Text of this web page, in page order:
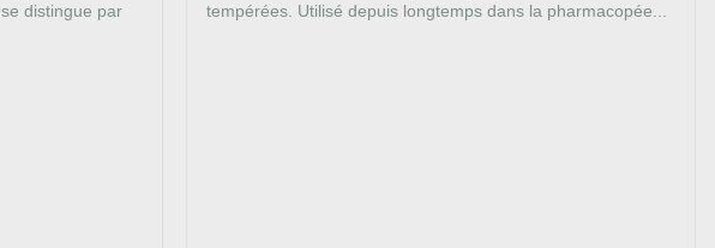
distingue par
tempérées. Utilisé depuis longtemps dans la pharmacopée...